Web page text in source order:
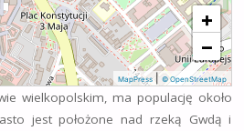
+
−
MapPress| © OpenStreetMap
wielkopolskim, ma populację około
jest położone nad rzeką Gwdą i